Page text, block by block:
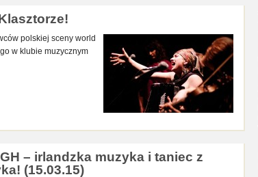
polskiej sceny world
w klubie muzycznym
– irlandzka muzyka i taniec z
(15.03.15)